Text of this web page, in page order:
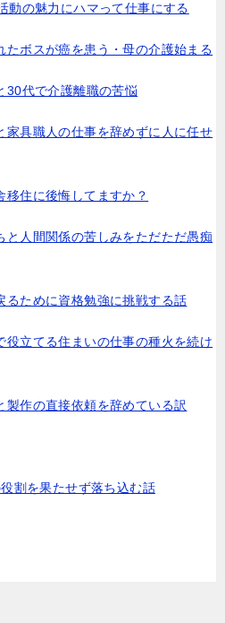
動の魅力にハマって仕事にする
たボスが癌を患う・母の介護始まる
30代で介護離職の苦悩
家具職人の仕事を辞めずに人に任せ
移住に後悔してますか？
と人間関係の苦しみをただただ愚痴
るために資格勉強に挑戦する話
役立てる住まいの仕事の種火を続け
製作の直接依頼を辞めている訳
割を果たせず落ち込む話